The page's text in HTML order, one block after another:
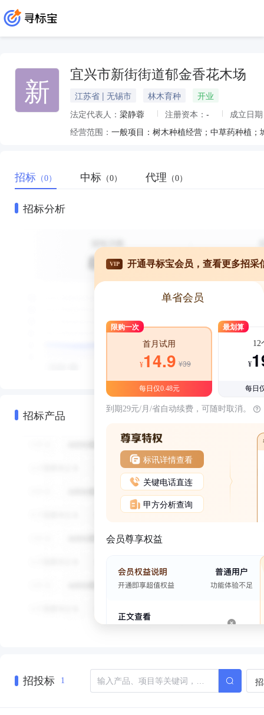
新 宜兴市新街街道郁金香花木场
江苏省 | 无锡市 林木育种
开业
法定代表人： 梁静蓉 注册资本： -
成立日
经营范围：
招标 （0） 中标 （0） 代理 （0）
招标分析
招标产品
VIP 开通寻标宝会员，查看更多招采
单省会员
限购一次
首月试用
¥14.9 ¥39
每日仅0.48元
最划算
12
¥
每日
到期29元/月/省自动续费，可随时取消。
标讯详情查看
关键电话直连
甲方分析查询
会员尊享权益
招投标 1